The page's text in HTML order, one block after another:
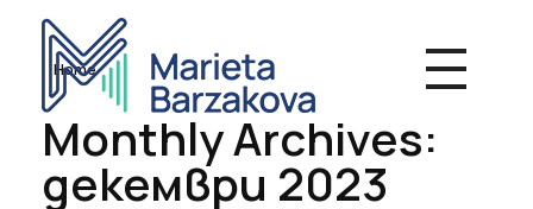
Мариета Бързакова - Психотерапия
Home
Monthly Archives:
декември 2023